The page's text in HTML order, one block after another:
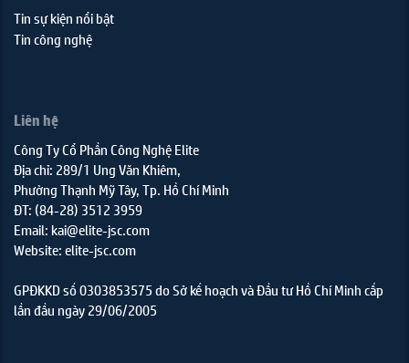
Tin sự kiện nổi bật
Tin công nghệ
Liên hệ
Công Ty Cổ Phần Công Nghệ Elite
Địa chỉ: 289/1 Ung Văn Khiêm,
Phường Thạnh Mỹ Tây, Tp. Hồ Chí Minh
ĐT: (84-28) 3512 3959
Email: kai@elite-jsc.com
Website: elite-jsc.com
GPĐKKD số 0303853575 do Sở kế hoạch và Đầu tư Hồ Chí Minh cấp
lần đầu ngày 29/06/2005